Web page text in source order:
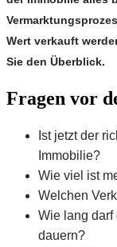
Wert verkauft
Sie den Überblick.
Fragen vor
Ist jetzt der
Immobilie?
Wie viel ist
Welchen
Wie lang darf
dauern?